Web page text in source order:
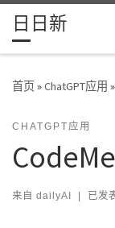
Skip to content
日日新
首页»ChatGPT应用 »
CHATGPT应用
来自 dailyAI | 已发